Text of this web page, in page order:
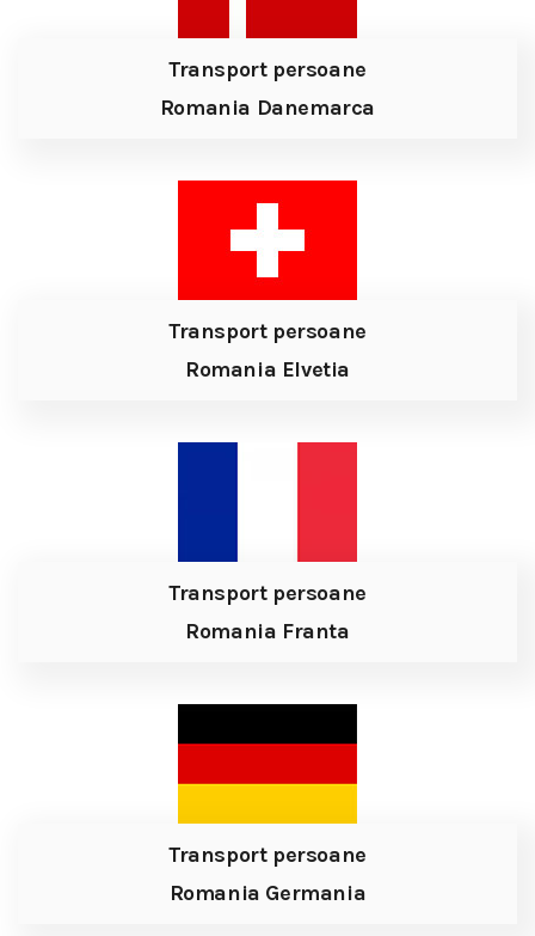
Transport persoane
Romania Danemarca
Transport persoane
Romania Elvetia
Transport persoane
Romania Franta
Transport persoane
Romania Germania